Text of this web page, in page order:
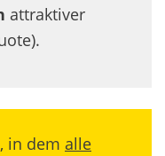
attraktiver
, in dem alle